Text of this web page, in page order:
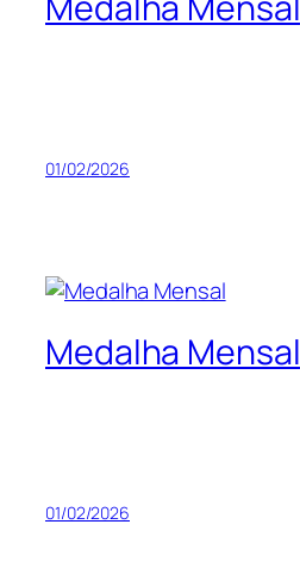
01/02/2026
Medalha Mensal
01/02/2026